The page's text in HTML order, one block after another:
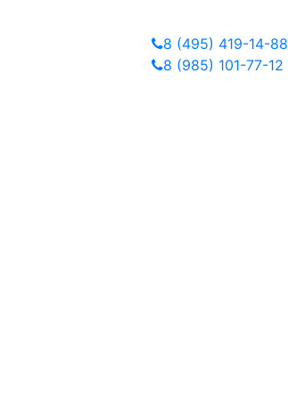
8 (495) 419-14-88
8 (985) 101-77-12